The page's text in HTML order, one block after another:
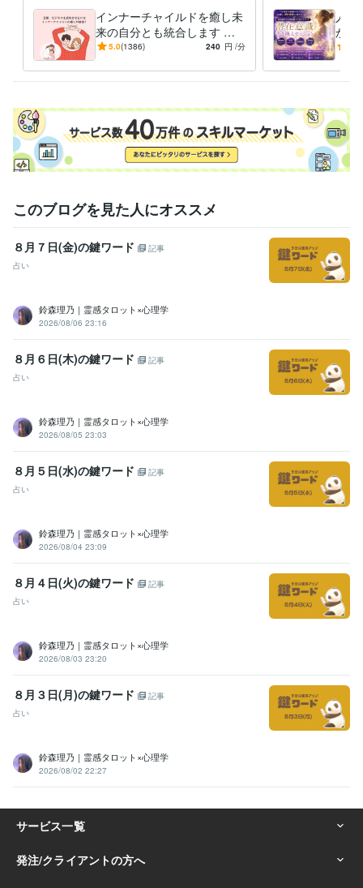
なお、鑑定中は、お返事ができない
仕組みになっていますので、お待ちください。
よろしくお願いいたします。
エンジニア / 情報システム・社内SE 経験年数 : 4年
マーケティング / 商品企画・開発 経験年数 : 2年
管理 / 総務 経験年数 : 2年
事務・ビジネスサポート / 事務（一般事務） 経験年数 : 10年
人事 / 労務・給与 経験年数 : 3年
職歴
花蓮 2009年7月 ~ 現在
●●会社 1991年10月 ~ 1993年2月
●●医院
●●会社 2013年12月 ~ 2021年11月
大手電話占い会社
株式会社クラウドワークス 2018年1月 ~ 2020年1月
マイクロソフト オフィス スペシャリスト（MOS）
ビジネス・クリエイティブツール
Excel:10年Google スプレッドシート:5年
Google スライド:2年
Google ドキュメント:5年
STORES:1年
ChatGPT:1年
得意分野
占い タロット占い・霊感・チャネリング・時マヤ
恋愛 仕事 人間関係 開運
悩み相談・カウンセリング 思考と現実の関係・脳の仕組み・考え方
インナーチャイルドを癒し未
来の自分とも統合します 両
親へのネガティブな感情が
る？
5.0(1386) 240 円 /分
人生
が叶
実を
てい
このブログを見た人にオススメ
８月７日(金)の鍵ワード
記事
占い
鈴森理乃｜霊感タロット×心理学
2026/08/06 23:16
８月６日(木)の鍵ワード
記事
占い
鈴森理乃｜霊感タロット×心理学
2026/08/05 23:03
８月５日(水)の鍵ワード
記事
占い
鈴森理乃｜霊感タロット×心理学
2026/08/04 23:09
８月４日(火)の鍵ワード
記事
占い
鈴森理乃｜霊感タロット×心理学
2026/08/03 23:20
８月３日(月)の鍵ワード
記事
占い
鈴森理乃｜霊感タロット×心理学
2026/08/02 22:27